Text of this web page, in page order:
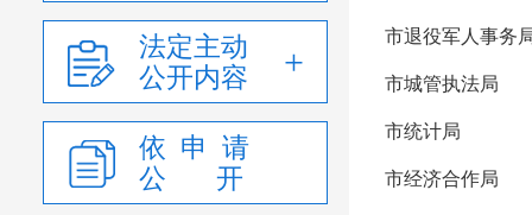
法定主动
公开内容
依 申 请
公 开
市退役军人事务
市城管执法局
市统计局
市经济合作局